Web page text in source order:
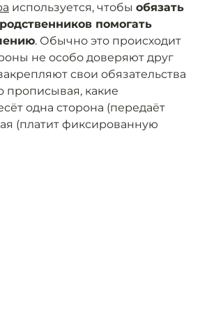
используется, чтобы обязать
помогать
. Обычно это происходит
не особо доверяют друг
свои обязательства
прописывая, какие
одна сторона (передаёт
(платит фиксированную